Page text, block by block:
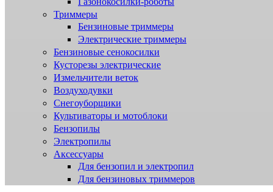
Триммеры
Бензиновые триммеры
Электрические триммеры
Бензиновые сенокосилки
Кусторезы электрические
Измельчители веток
Воздуходувки
Снегоуборщики
Культиваторы и мотоблоки
Бензопилы
Электропилы
Аксессуары
Для бензопил и электропил
Для бензиновых триммеров